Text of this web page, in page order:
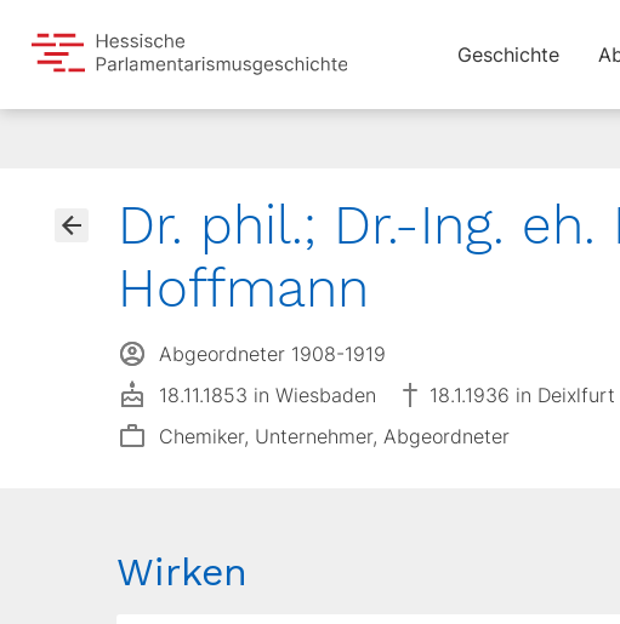
Geschichte
Dr. phil.; Dr.-Ing. eh.
Hoffmann
Abgeordneter 1908-1919
18.11.1853 in Wiesbaden
18.1.1936 in Deixlfurt
Chemiker, Unternehmer, Abgeordneter
Wirken